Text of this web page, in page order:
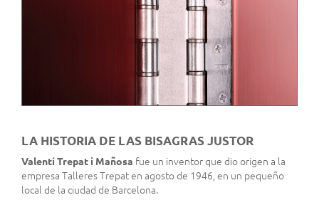
LA HISTORIA DE LAS BISAGRAS JUSTOR
Valentí Trepat i Mañosa fue un inventor que dio origen a la
empresa Talleres Trepat en agosto de 1946, en un pequeño
local de la ciudad de Barcelona.